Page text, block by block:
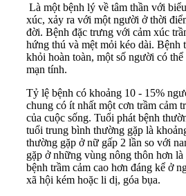
Là một bệnh lý về tâm thần với
xúc, xảy ra với một người ở thời
đời. Bệnh đặc trưng với cảm xúc
hứng thú và mệt mỏi kéo dài. Bệnh
khỏi hoàn toàn, một số người có
mạn tính.
Tỷ lệ bệnh có khoảng 10 - 15%
chung có ít nhất một cơn trầm cảm
của cuộc sống. Tuổi phát bệnh
tuổi trung bình thường gặp là
thường gặp ở nữ gấp 2 lần so với
gặp ở những vùng nông thôn hơn
bệnh trầm cảm cao hơn đáng kể ở
xã hội kém hoặc li dị, góa bụa.